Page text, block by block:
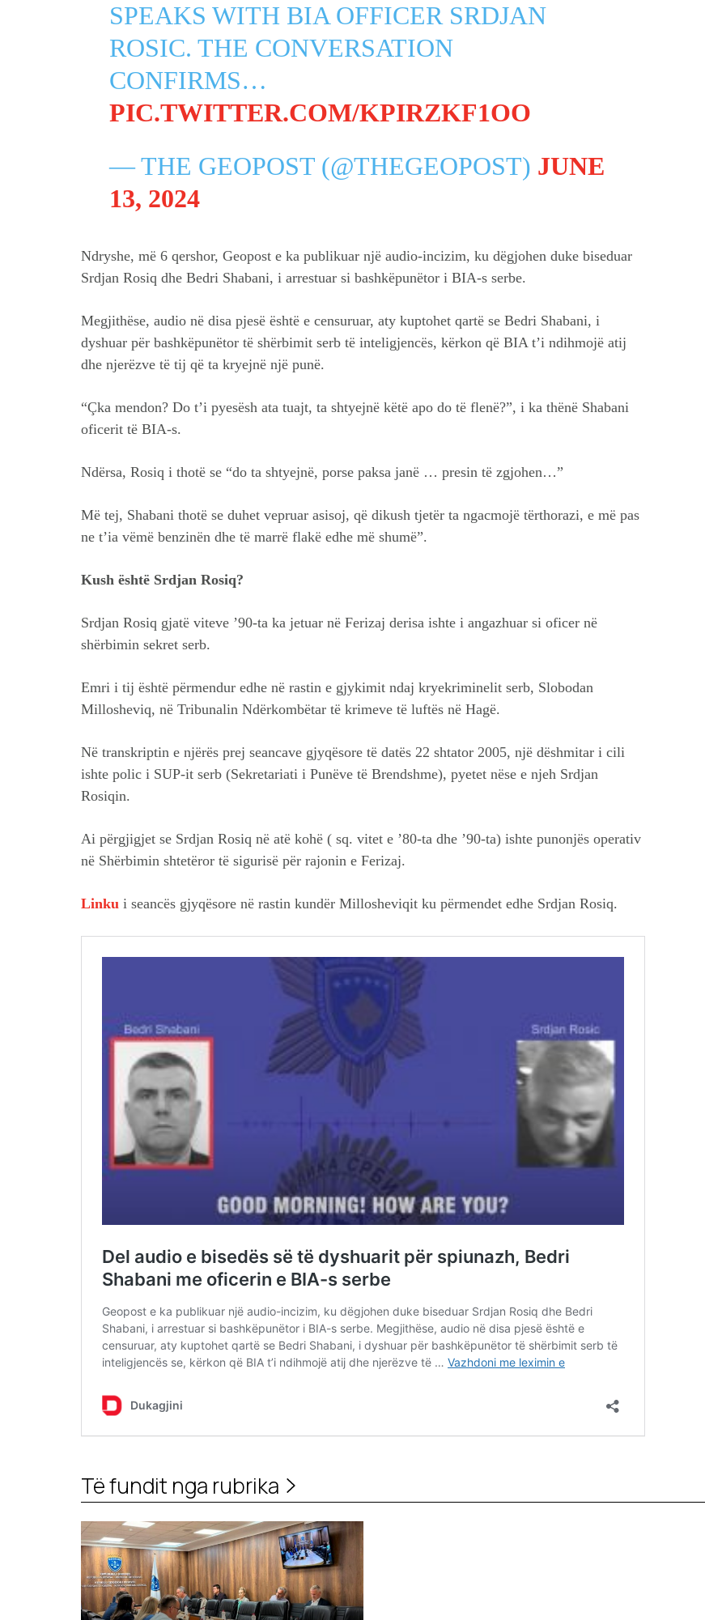
SPEAKS WITH BIA OFFICER SRDJAN
ROSIC. THE CONVERSATION
CONFIRMS…
PIC.TWITTER.COM/KPIRZKF1OO
— THE GEOPOST (@THEGEOPOST) JUNE
13, 2024
Ndryshe, më 6 qershor, Geopost e ka publikuar një audio-incizim, ku dëgjohen duke biseduar
Srdjan Rosiq dhe Bedri Shabani, i arrestuar si bashkëpunëtor i BIA-s serbe.
Megjithëse, audio në disa pjesë është e censuruar, aty kuptohet qartë se Bedri Shabani, i
dyshuar për bashkëpunëtor të shërbimit serb të inteligjencës, kërkon që BIA t’i ndihmojë atij
dhe njerëzve të tij që ta kryejnë një punë.
“Çka mendon? Do t’i pyesësh ata tuajt, ta shtyejnë këtë apo do të flenë?”, i ka thënë Shabani
oficerit të BIA-s.
Ndërsa, Rosiq i thotë se “do ta shtyejnë, porse paksa janë … presin të zgjohen…”
Më tej, Shabani thotë se duhet vepruar asisoj, që dikush tjetër ta ngacmojë tërthorazi, e më pas
ne t’ia vëmë benzinën dhe të marrë flakë edhe më shumë”.
Kush është Srdjan Rosiq?
Srdjan Rosiq gjatë viteve ’90-ta ka jetuar në Ferizaj derisa ishte i angazhuar si oficer në
shërbimin sekret serb.
Emri i tij është përmendur edhe në rastin e gjykimit ndaj kryekriminelit serb, Slobodan
Millosheviq, në Tribunalin Ndërkombëtar të krimeve të luftës në Hagë.
Në transkriptin e njërës prej seancave gjyqësore të datës 22 shtator 2005, një dëshmitar i cili
ishte polic i SUP-it serb (Sekretariati i Punëve të Brendshme), pyetet nëse e njeh Srdjan
Rosiqin.
Ai përgjigjet se Srdjan Rosiq në atë kohë ( sq. vitet e ’80-ta dhe ’90-ta) ishte punonjës operativ
në Shërbimin shtetëror të sigurisë për rajonin e Ferizaj.
Linku i seancës gjyqësore në rastin kundër Millosheviqit ku përmendet edhe Srdjan Rosiq.
Të fundit nga rubrika